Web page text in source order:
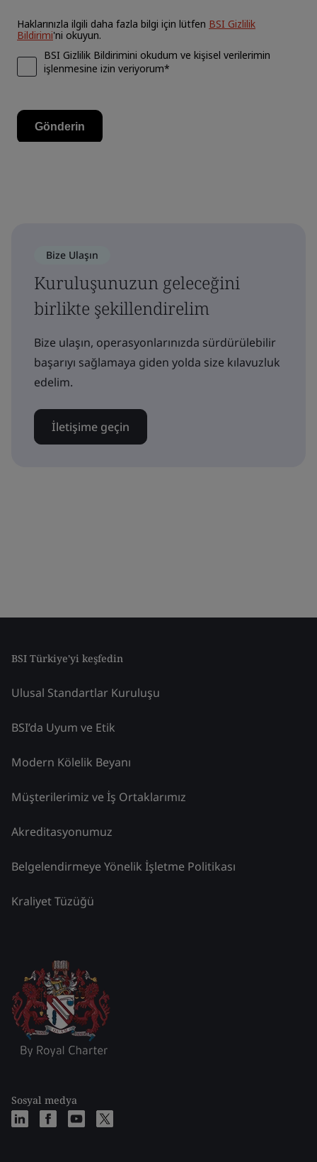
Bize Ulaşın
Kuruluşunuzun geleceğini
birlikte şekillendirelim
Bize ulaşın, operasyonlarınızda sürdürülebilir
başarıyı sağlamaya giden yolda size kılavuzluk
edelim.
İletişime geçin
BSI Türkiye'yi keşfedin
Ulusal Standartlar Kuruluşu
BSI’da Uyum ve Etik
Modern Kölelik Beyanı
Müşterilerimiz ve İş Ortaklarımız
Akreditasyonumuz
Belgelendirmeye Yönelik İşletme Politikası
Kraliyet Tüzüğü
Sosyal medya